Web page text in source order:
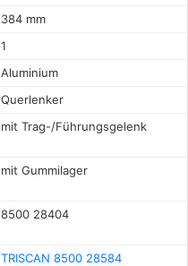
384 mm
1
Aluminium
Querlenker
mit Trag-/Führungsgelenk
mit Gummilager
8500 28404
TRISCAN 8500 28584